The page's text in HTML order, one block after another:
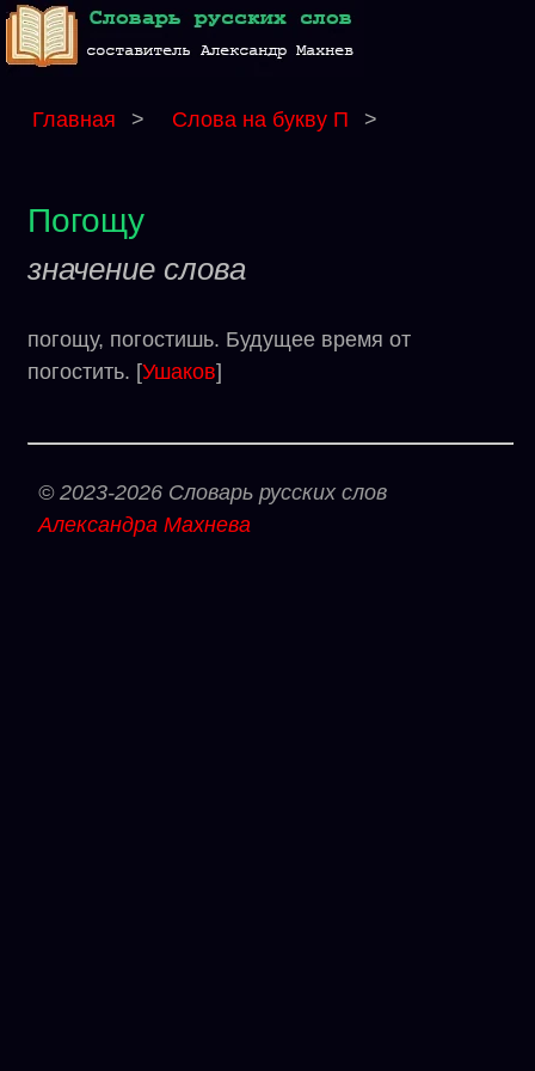
Главная > Слова на букву П >
Погощу
значение слова
погощу, погостишь. Будущее время от
погостить. [Ушаков]
© 2023-2026 Словарь русских слов
Александра Махнева